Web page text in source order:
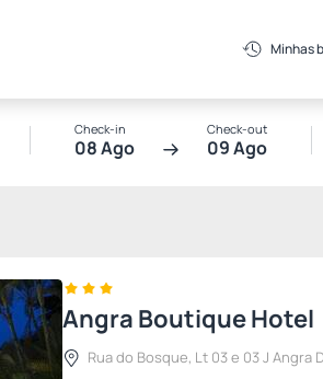
Minhas
Check-in
08 Ago
Check-out
09 Ago
Angra Boutique Hotel
Rua do Bosque, Lt 03 e 03 J Angra